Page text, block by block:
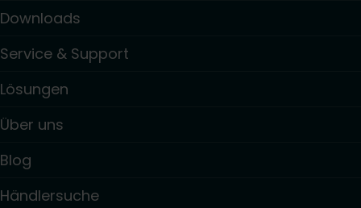
Downloads
Service & Support
Lösungen
Über uns
Blog
Händlersuche